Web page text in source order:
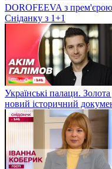
DOROFEEVA з прем'єрою
Сніданку з 1+1
Українські палаци.
новий історичний